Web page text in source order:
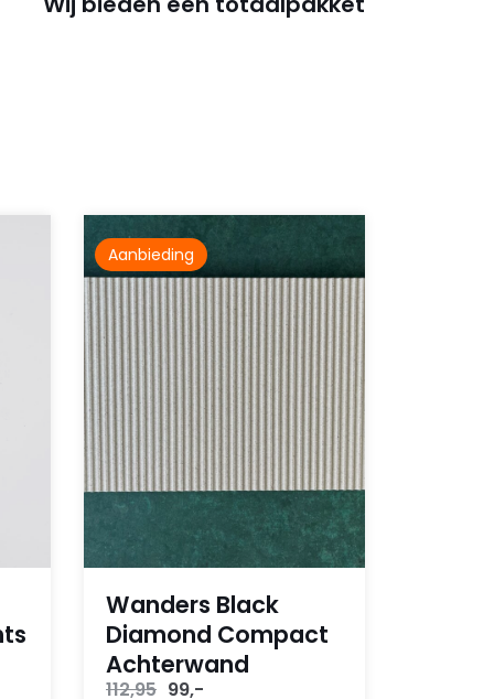
Aanbieding
Wanders Black
Diamond Compact
Achterwand
112,95 Oorspronkelijke
99,-